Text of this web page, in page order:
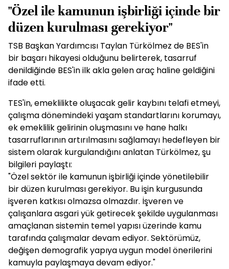
"Özel ile kamunun işbirliği içinde bir
düzen kurulması gerekiyor"
TSB Başkan Yardımcısı Taylan Türkölmez de BES'in
bir başarı hikayesi olduğunu belirterek, tasarruf
denildiğinde BES'in ilk akla gelen araç haline geldiğini
ifade etti.
TES'in, emeklilikte oluşacak gelir kaybını telafi etmeyi,
çalışma dönemindeki yaşam standartlarını korumayı,
ek emeklilik gelirinin oluşmasını ve hane halkı
tasarruflarının artırılmasını sağlamayı hedefleyen bir
sistem olarak kurgulandığını anlatan Türkölmez, şu
bilgileri paylaştı:
"Özel sektör ile kamunun işbirliği içinde yönetilebilir
bir düzen kurulması gerekiyor. Bu işin kurgusunda
işveren katkısı olmazsa olmazdır. İşveren ve
çalışanlara asgari yük getirecek şekilde uygulanması
amaçlanan sistemin temel yapısı üzerinde kamu
tarafında çalışmalar devam ediyor. Sektörümüz,
değişen demografik yapıya uygun model önerilerini
kamuyla paylaşmaya devam ediyor."